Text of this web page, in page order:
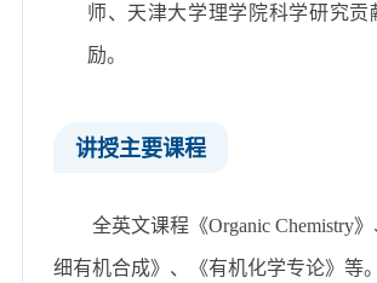
师、天津大学理学院科学研究贡
励。
讲授主要课程
全英文课程《Organic Chemistry
细有机合成》、《有机化学专论》等。